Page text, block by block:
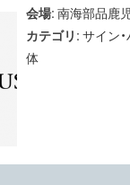
会場: 南海部品鹿
カテゴリ: サイン
体